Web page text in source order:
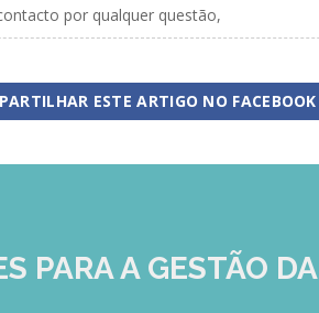
por qualquer questão,
PARTILHAR ESTE ARTIGO NO FACEBOOK
PARA A GESTÃO